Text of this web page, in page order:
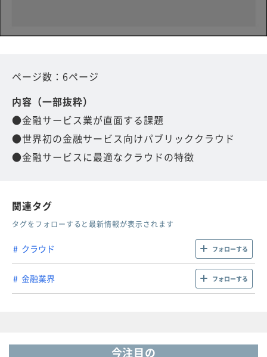
ページ数：6ページ
内容（一部抜粋）
●金融サービス業が直面する課題
●世界初の金融サービス向けパブリッククラウド
●金融サービスに最適なクラウドの特徴
関連タグ
タグをフォローすると最新情報が表示されます
クラウド フォローする
金融業界 フォローする
今注目の